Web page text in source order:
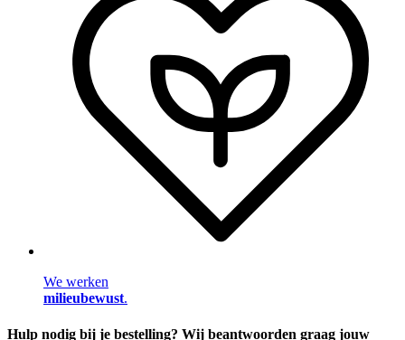
We werken
milieubewust.
Hulp nodig bij je bestelling? Wij beantwoorden graag jouw